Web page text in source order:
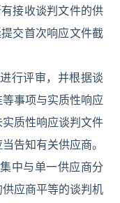
接收谈判文件的供
交首次响应文件截
行评审，并根据谈
事项与实质性响应
质性响应谈判文件
告知有关供应商。
中与单一供应商分
应商平等的谈判机